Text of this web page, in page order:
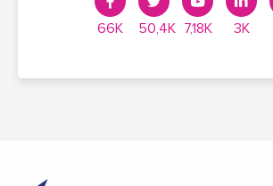
66K 50,4K 7,18K 3K